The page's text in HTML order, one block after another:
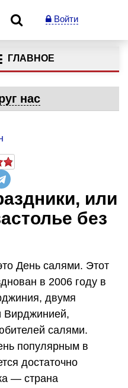
Войти
ГЛАВНОЕ
нас
или
без
День салями. Этот
в 2006 году в
двумя
Вирджинией,
салями.
популярным в
достаточно
— страна